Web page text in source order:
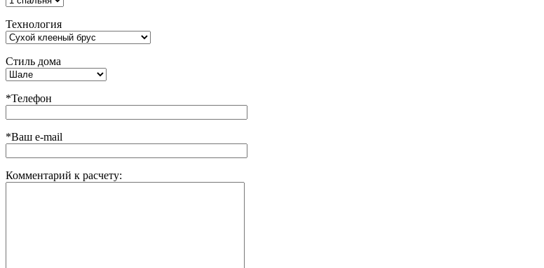
Технология
Стиль дома
*Телефон
*Ваш e-mail
Комментарий к расчету: